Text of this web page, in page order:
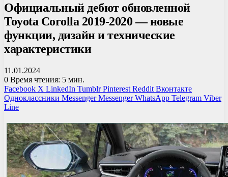
Официальный дебют обновленной
Toyota Corolla 2019-2020 — новые
функции, дизайн и технические
характеристики
11.01.2024
0 Время чтения: 5 мин.
Facebook X LinkedIn Tumblr Pinterest Reddit Вконтакте
Одноклассники Messenger Messenger WhatsApp Telegram Viber
Line